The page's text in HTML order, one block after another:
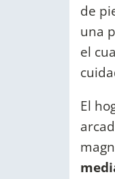
de
una
el
El